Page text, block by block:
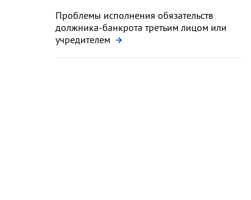
Проблемы исполнения обязательств
должника-банкрота третьим лицом или
учредителем